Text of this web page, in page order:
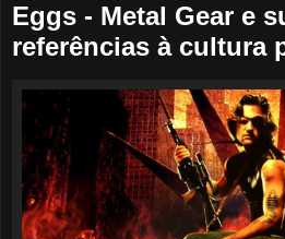
Eggs - Metal Gear e
referências à cultura